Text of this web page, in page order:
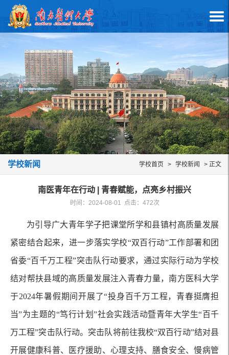
学校新闻 学校首页 > 学校新闻 > 正文
南医青年在行动 | 青春赋能，点亮乡村振兴
时间：2024-08-01 点击： 472次
为引导广大青年学子把课堂所学和县镇村高质量发展
紧密结合起来，进一步落实学校“双百行动”工作部署和团
省委“百千万工程”突击队行动要求，通过实际行动为学校
结对帮扶县域的高质量发展注入青春力量，南方医科大学
于2024年暑假期间开展了“投身百千万工程，青春挺膺担
当”为主题的“笃行计划”社会实践活动暨青年大学生“百千
万工程”突击队行动。突击队将前往我校“双百行动”结对县
开展健康科普、医疗援助、心理支持、膳食安全、慢病管